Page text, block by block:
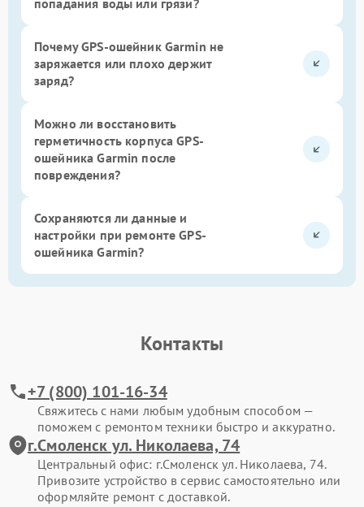
Почему GPS-ошейник Garmin не
заряжается или плохо держит
заряд?
Можно ли восстановить
герметичность корпуса GPS-
ошейника Garmin после
повреждения?
Сохраняются ли данные и
настройки при ремонте GPS-
ошейника Garmin?
Контакты
+7 (800) 101-16-34
Свяжитесь с нами любым удобным способом —
поможем с ремонтом техники быстро и аккуратно.
г.Смоленск ул. Николаева, 74
Центральный офис: г.Смоленск ул. Николаева, 74.
Привозите устройство в сервис самостоятельно или
оформляйте ремонт с доставкой.